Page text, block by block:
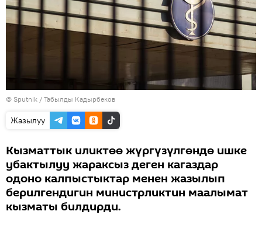
© Sputnik / Табылды Кадырбеков
Жазылуу
Кызматтык иликтөө жүргүзүлгөндө ишке
убактылуу жараксыз деген кагаздар
одоно калпыстыктар менен жазылып
берилгендигин министрликтин маалымат
кызматы билдирди.